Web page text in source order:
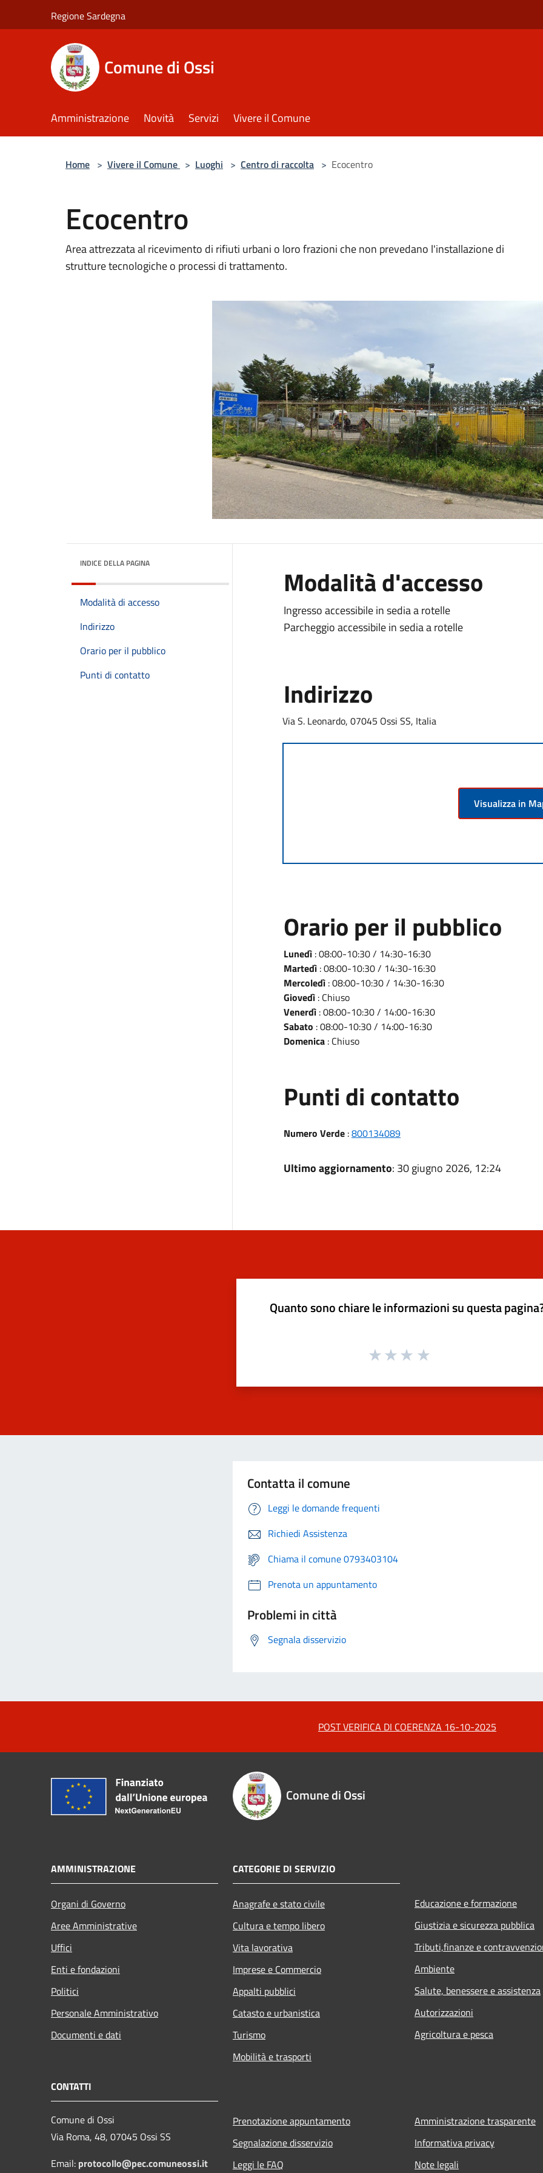
Regione Sardegna
Comune di Ossi
Amministrazione Novità Servizi Vivere il Comune
Home > Vivere il Comune > Luoghi > Centro di raccolta > Ecocentro
Ecocentro
Area attrezzata al ricevimento di rifiuti urbani o loro frazioni che non prevedano l'installazione di
strutture tecnologiche o processi di trattamento.
INDICE DELLA PAGINA
Modalità di accesso
Indirizzo
Orario per il pubblico
Punti di contatto
Modalità d'accesso
Ingresso accessibile in sedia a rotelle
Parcheggio accessibile in sedia a rotelle
Indirizzo
Via S. Leonardo, 07045 Ossi SS, Italia
Visualizza in
Orario per il pubblico
Lunedì: 08:00-10:30 / 14:30-16:30
Martedì: 08:00-10:30 / 14:30-16:30
Mercoledì: 08:00-10:30 / 14:30-16:30
Giovedì: Chiuso
Venerdì: 08:00-10:30 / 14:00-16:30
Sabato : 08:00-10:30 / 14:00-16:30
Domenica: Chiuso
Punti di contatto
Numero Verde:800134089
Ultimo aggiornamento: 30 giugno 2026, 12:24
Quanto sono chiare le informazioni su questa
Contatta il comune
Leggi le domande frequenti
Richiedi Assistenza
Chiama il comune 0793403104
Prenota un appuntamento
Problemi in città
Segnala disservizio
POST VERIFICA DI COERENZA 16-10-2025
Comune di Ossi
AMMINISTRAZIONE
Organi di Governo
Aree Amministrative
Uffici
Enti e fondazioni
Politici
Personale Amministrativo
Documenti e dati
CATEGORIE DI SERVIZIO
Anagrafe e stato civile
Cultura e tempo libero
Vita lavorativa
Imprese e Commercio
Appalti pubblici
Catasto e urbanistica
Turismo
Mobilità e trasporti
Educazione e formazione
Giustizia e sicurezza pubblica
Tributi,finanze e
Ambiente
Salute, benessere e assistenza
Autorizzazioni
Agricoltura e pesca
CONTATTI
Comune di Ossi
Via Roma, 48, 07045 Ossi SS
Email: protocollo@pec.comuneossi.it
Prenotazione appuntamento
Segnalazione disservizio
Leggi le FAQ
Amministrazione trasparente
Informativa privacy
Note legali